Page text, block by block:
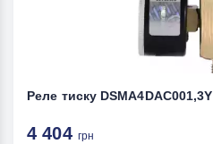
Реле тиску DSMA4DAC001,3Y
4 404 грн